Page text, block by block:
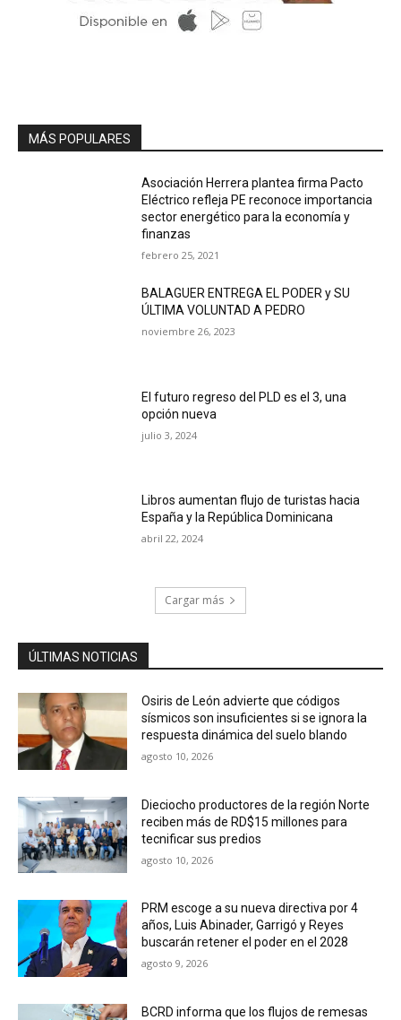
MÁS POPULARES
Asociación Herrera plantea firma Pacto
Eléctrico refleja PE reconoce importancia
sector energético para la economía y
finanzas
febrero 25, 2021
BALAGUER ENTREGA EL PODER y SU
ÚLTIMA VOLUNTAD A PEDRO
noviembre 26, 2023
El futuro regreso del PLD es el 3, una
opción nueva
julio 3, 2024
Libros aumentan flujo de turistas hacia
España y la República Dominicana
abril 22, 2024
Cargar más
ÚLTIMAS NOTICIAS
Osiris de León advierte que códigos
sísmicos son insuficientes si se ignora la
respuesta dinámica del suelo blando
agosto 10, 2026
Dieciocho productores de la región Norte
reciben más de RD$15 millones para
tecnificar sus predios
agosto 10, 2026
PRM escoge a su nueva directiva por 4
años, Luis Abinader, Garrigó y Reyes
buscarán retener el poder en el 2028
agosto 9, 2026
BCRD informa que los flujos de remesas